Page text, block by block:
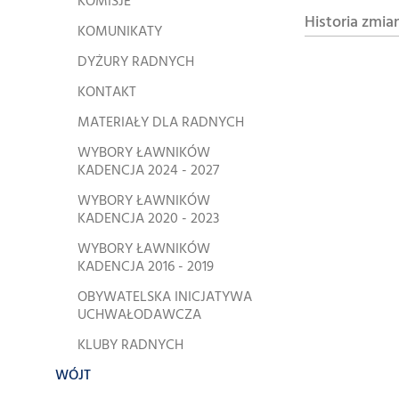
KOMUNIKATY
DYŻURY RADNYCH
KONTAKT
MATERIAŁY DLA RADNYCH
WYBORY ŁAWNIKÓW
KADENCJA 2024 - 2027
WYBORY ŁAWNIKÓW
KADENCJA 2020 - 2023
WYBORY ŁAWNIKÓW
KADENCJA 2016 - 2019
OBYWATELSKA INICJATYWA
UCHWAŁODAWCZA
KLUBY RADNYCH
WÓJT
Historia